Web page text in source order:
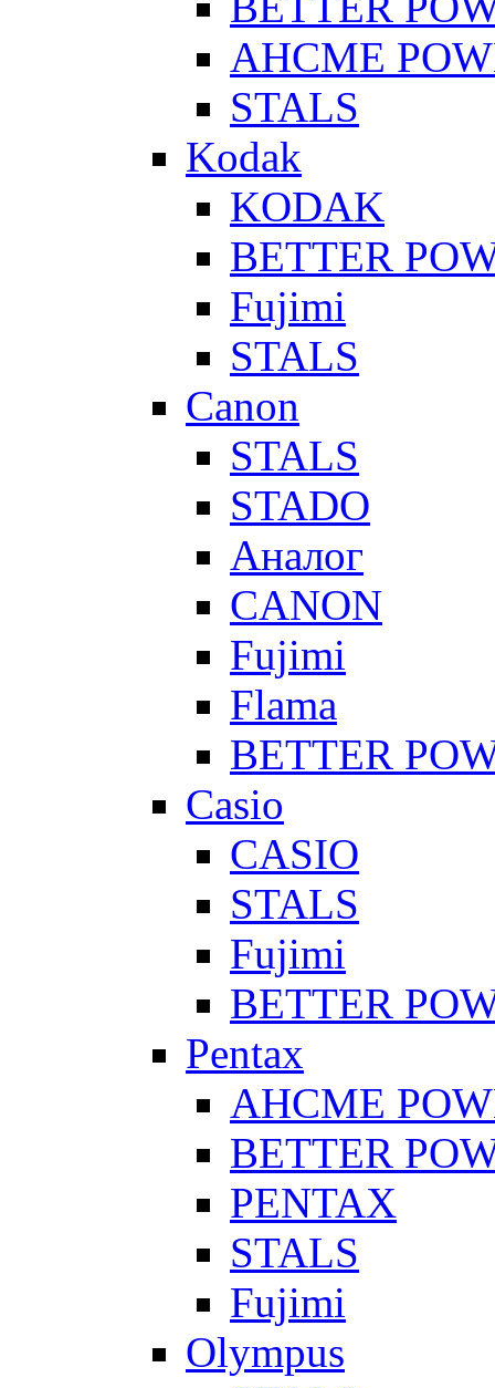
AHCME
STALS
Kodak
KODAK
BETTER
Fujimi
STALS
Canon
STALS
STADO
Аналог
CANON
Fujimi
Flama
BETTER
Casio
CASIO
STALS
Fujimi
BETTER
Pentax
AHCME
BETTER
PENTAX
STALS
Fujimi
Olympus